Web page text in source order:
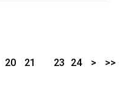
20
21
23 24 > >>